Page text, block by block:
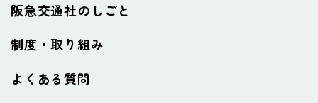
阪急交通社のしごと
制度・取り組み
よくある質問